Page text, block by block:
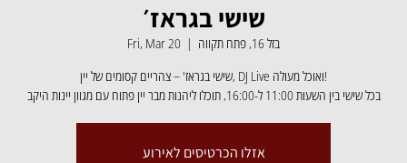
שישי בגראז׳
Fri, Mar 20
  |
בזל 16, פתח תקווה
שישי בגראז' – צהריים קסומים של יין, DJ Live ואוכל מעולה!
בכל שישי בין השעות 11:00 ל-16:00, תוכלו ליהנות מבר יין פתוח עם מגוון יינות היקב
אזלו הכרטיסים לאירוע